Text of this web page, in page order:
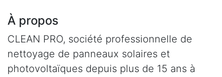
À propos
CLEAN PRO, société professionnelle de
nettoyage de panneaux solaires et
photovoltaïques depuis plus de 15 ans à